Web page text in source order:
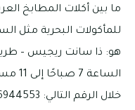
ما بين أكلات المطابخ
للمأكولات البحرية مثل
هو: ذا سانت ريجيس –
خلال الرقم التالي: 97126944553+